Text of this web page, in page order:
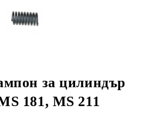
за цилиндър
181, MS 211